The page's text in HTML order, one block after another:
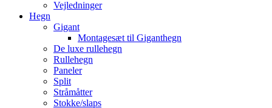
Vejledninger
Hegn
Gigant
Montagesæt til Giganthegn
De luxe rullehegn
Rullehegn
Paneler
Split
Stråmåtter
Stokke/slaps